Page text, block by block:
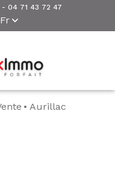
- 04 71 43 72 47
Fr
Vente
Aurillac